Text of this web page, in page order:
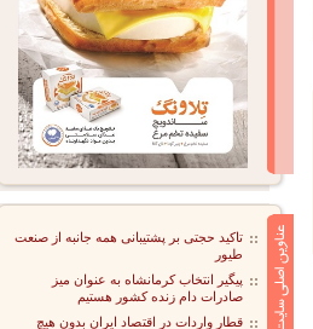
تاکید حجتی بر پشتیبانی همه جانبه از صنعت
طیور
پیگیر انتخاب کرمانشاه به عنوان میز
صادرات دام زنده کشور هستیم
قطار واردات در اقتصاد ایران بدون هیچ